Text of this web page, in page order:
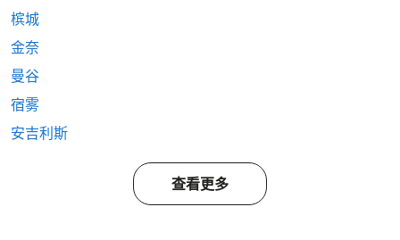
槟城
金奈
曼谷
宿雾
安吉利斯
查看更多